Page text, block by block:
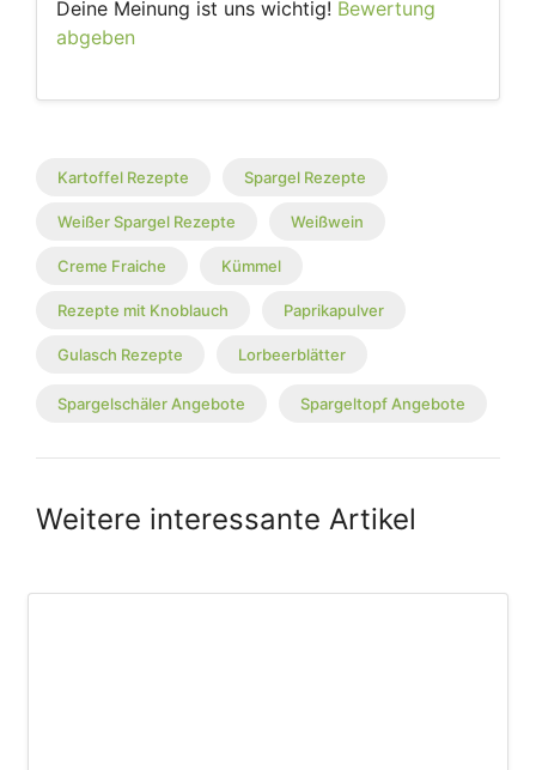
Deine Meinung ist uns wichtig! Bewertung
abgeben
Kartoffel Rezepte Spargel Rezepte
Weißer Spargel Rezepte Weißwein
Creme Fraiche Kümmel
Rezepte mit Knoblauch Paprikapulver
Gulasch Rezepte Lorbeerblätter
Spargelschäler Angebote Spargeltopf Angebote
Weitere interessante Artikel